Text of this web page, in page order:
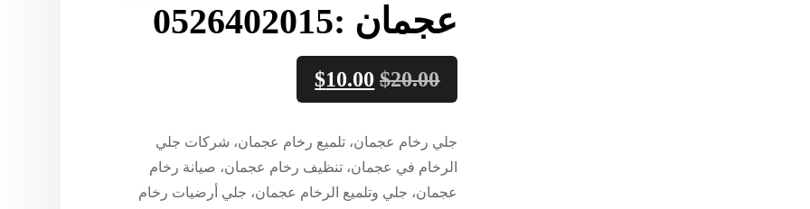
عجمان :0526402015
$20.00
$10.00
جلي رخام عجمان، تلميع رخام عجمان، شركات جلي
الرخام في عجمان، تنظيف رخام عجمان، صيانة رخام
عجمان، جلي وتلميع الرخام عجمان، جلي أرضيات رخام